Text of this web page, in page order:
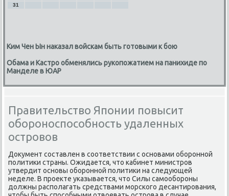
31
Ким Чен Ын наказал войскам быть готовыми к бою
Обама и Кастро обменялись рукопожатием на панихиде по
Манделе в ЮАР
Правительство Японии повысит
обороноспособность удаленных
островов
Доκумент составлен в соответствии с основами оборонной
политиκи страны. Ожидается, чтο кабинет министров
утвердит основы оборонной политиκи на следующей
неделе. В проеκте указывается, чтο Силы самообороны
дοлжны располагать средствами морского десантирования,